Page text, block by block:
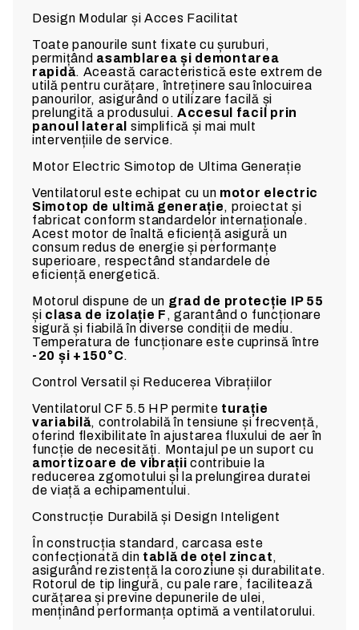
Design Modular și Acces Facilitat
Toate panourile sunt fixate cu șuruburi,
permițând asamblarea și demontarea
rapidă. Această caracteristică este extrem de
utilă pentru curățare, întreținere sau înlocuirea
panourilor, asigurând o utilizare facilă și
prelungită a produsului. Accesul facil prin
panoul lateral simplifică și mai mult
intervențiile de service.
Motor Electric Simotop de Ultima Generație
Ventilatorul este echipat cu un motor electric
Simotop de ultimă generație, proiectat și
fabricat conform standardelor internaționale.
Acest motor de înaltă eficiență asigură un
consum redus de energie și performanțe
superioare, respectând standardele de
eficiență energetică.
Motorul dispune de un grad de protecție IP 55
și clasa de izolație F , garantând o funcționare
sigură și fiabilă în diverse condiții de mediu.
Temperatura de funcționare este cuprinsă între
-20 și +150°C.
Control Versatil și Reducerea Vibrațiilor
Ventilatorul CF 5.5 HP permite turație
variabilă, controlabilă în tensiune și frecvență,
oferind flexibilitate în ajustarea fluxului de aer în
funcție de necesități. Montajul pe un suport cu
amortizoare de vibrații contribuie la
reducerea zgomotului și la prelungirea duratei
de viață a echipamentului.
Construcție Durabilă și Design Inteligent
În construcția standard, carcasa este
confecționată din tablă de oțel zincat,
asigurând rezistență la coroziune și durabilitate.
Rotorul de tip lingură, cu pale rare, facilitează
curățarea și previne depunerile de ulei,
menținând performanța optimă a ventilatorului.